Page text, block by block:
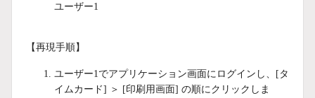
ユーザー1
【再現手順】
ユーザー1でアプリケーション画面にログインし、[タ
イムカード] ＞ [印刷用画面] の順にクリックしま